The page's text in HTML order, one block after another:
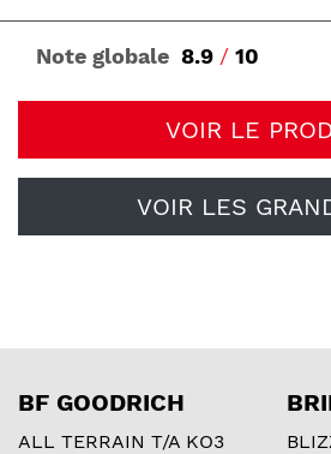
Note globale 8.9 / 10
VOIR LE
VOIR LES
BF GOODRICH
ALL TERRAIN T/A KO3